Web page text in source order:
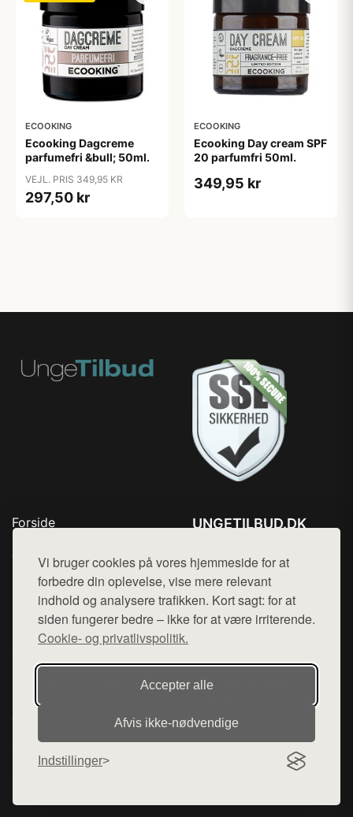
Vi bruger cookies på vores hjemmeside for at
forbedre din oplevelse, vise mere relevant
indhold og analysere trafikken. Kort sagt: for at
siden fungerer bedre – ikke for at være irriterende.
Cookie- og privatlivspolitik.
Accepter alle
Afvis ikke‑nødvendige
Indstillinger
ECOOKING
Ecooking Dagcreme
parfumefri &bull; 50ml.
VEJL. PRIS 349,95 KR
297,50 kr
ECOOKING
Ecooking Day cream SPF
20 parfumfri 50ml.
349,95 kr
Forside
Top Rabatter
Blog
Kontakt
UNGETILBUD.DK
Mail: hej@want.dk
Cookie- og privatlivspolitik
Denne side er en del af want.dk, der udgiver en række
hjemmesider med præsentation af forskellige produkter fra
diverse webshops. Der sælges ikke varer fra denne side - vi
varerne på lager.